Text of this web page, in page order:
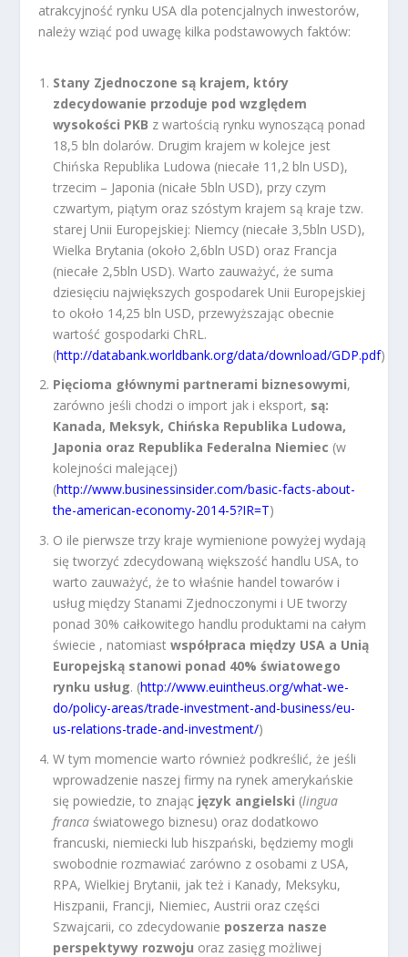
atrakcyjność rynku USA dla potencjalnych inwestorów,
należy wziąć pod uwagę kilka podstawowych faktów:
Stany Zjednoczone są krajem, który
zdecydowanie przoduje pod względem
wysokości PKB z wartością rynku wynoszącą ponad
18,5 bln dolarów. Drugim krajem w kolejce jest
Chińska Republika Ludowa (niecałe 11,2 bln USD),
trzecim – Japonia (nicałe 5bln USD), przy czym
czwartym, piątym oraz szóstym krajem są kraje tzw.
starej Unii Europejskiej: Niemcy (niecałe 3,5bln USD),
Wielka Brytania (około 2,6bln USD) oraz Francja
(niecałe 2,5bln USD). Warto zauważyć, że suma
dziesięciu największych gospodarek Unii Europejskiej
to około 14,25 bln USD, przewyższając obecnie
wartość gospodarki ChRL.
(http://databank.worldbank.org/data/download/GDP.pdf)
Pięcioma głównymi partnerami biznesowymi,
zarówno jeśli chodzi o import jak i eksport, są:
Kanada, Meksyk, Chińska Republika Ludowa,
Japonia oraz Republika Federalna Niemiec (w
kolejności malejącej)
(http://www.businessinsider.com/basic-facts-about-
the-american-economy-2014-5?IR=T)
O ile pierwsze trzy kraje wymienione powyżej wydają
się tworzyć zdecydowaną większość handlu USA, to
warto zauważyć, że to właśnie handel towarów i
usług między Stanami Zjednoczonymi i UE tworzy
ponad 30% całkowitego handlu produktami na całym
świecie , natomiastwspółpraca między USA a Unią
Europejską stanowi ponad 40% światowego
rynku usług. (http://www.euintheus.org/what-we-
do/policy-areas/trade-investment-and-business/eu-
us-relations-trade-and-investment/)
W tym momencie warto również podkreślić, że jeśli
wprowadzenie naszej firmy na rynek amerykańskie
się powiedzie, to znając język angielski (lingua
franca światowego biznesu) oraz dodatkowo
francuski, niemiecki lub hiszpański, będziemy mogli
swobodnie rozmawiać zarówno z osobami z USA,
RPA, Wielkiej Brytanii, jak też i Kanady, Meksyku,
Hiszpanii, Francji, Niemiec, Austrii oraz części
Szwajcarii, co zdecydowanie poszerza nasze
perspektywy rozwoju oraz zasięg możliwej